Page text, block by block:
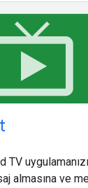
TV
almasına ve